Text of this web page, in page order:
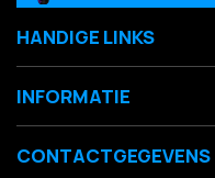
HANDIGE LINKS
INFORMATIE
CONTACTGEGEVENS